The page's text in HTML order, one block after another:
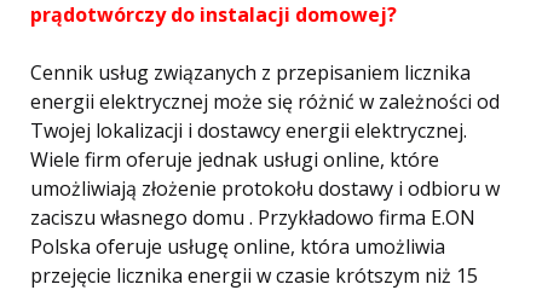
prądotwórczy do instalacji domowej?
Cennik usług związanych z przepisaniem licznika
energii elektrycznej może się różnić w zależności od
Twojej lokalizacji i dostawcy energii elektrycznej.
Wiele firm oferuje jednak usługi online, które
umożliwiają złożenie protokołu dostawy i odbioru w
zaciszu własnego domu . Przykładowo firma E.ON
Polska oferuje usługę online, która umożliwia
przejęcie licznika energii w czasie krótszym niż 15